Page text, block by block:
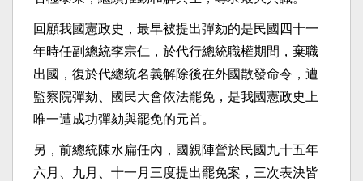
回顧我國憲政史，最早被提出彈劾的是民國四十一
年時任副總統李宗仁，於代行總統職權期間，棄職
出國，復於代總統名義解除後在外國散發命令，遭
監察院彈劾、國民大會依法罷免，是我國憲政史上
唯一遭成功彈劾與罷免的元首。
另，前總統陳水扁任內，國親陣營於民國九十五年
六月、九月、十一月三度提出罷免案，三次表決皆